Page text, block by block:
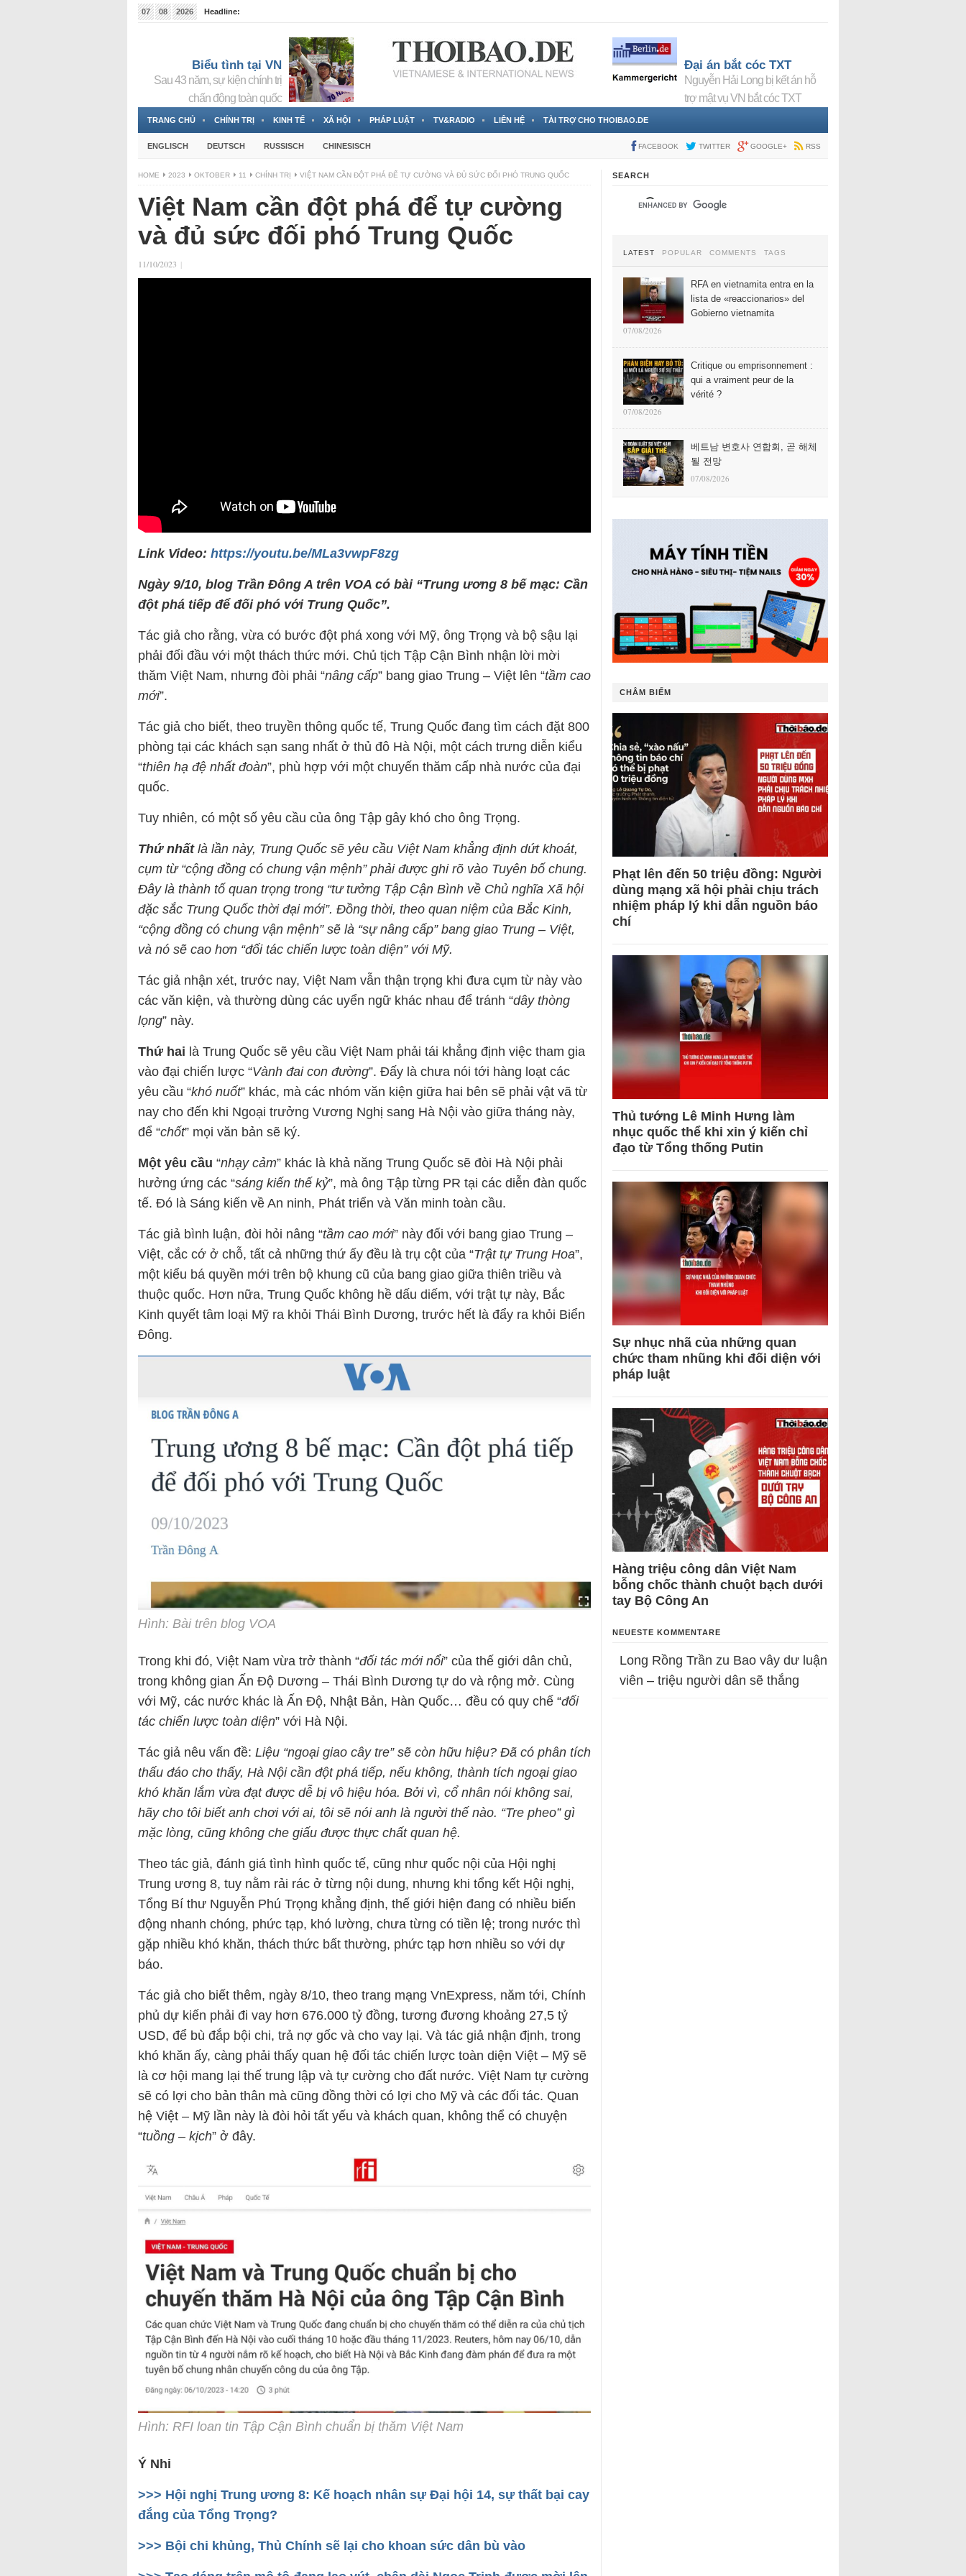
07 08 2026
Headline:
Biểu tình tại VN
Sau 43 năm, sự kiện chính trị
chấn động toàn quốc
Đại án bắt cóc TXT
Nguyễn Hải Long bị kết án hỗ
trợ mật vụ VN bắt cóc TXT
TRANG CHỦ CHÍNH TRỊ KINH TẾ XÃ HỘI PHÁP LUẬT TV&RADIO LIÊN HỆ TÀI TRỢ CHO THOIBAO.DE
ENGLISCH DEUTSCH RUSSISCH CHINESISCH FACEBOOK TWITTER GOOGLE+ RSS
HOME 2023 OKTOBER 11 CHÍNH TRỊ VIỆT NAM CẦN ĐỘT PHÁ ĐỂ TỰ CƯỜNG VÀ ĐỦ SỨC ĐỐI PHÓ TRUNG QUỐC
Việt Nam cần đột phá để tự cường
và đủ sức đối phó Trung Quốc
11/10/2023 |
Link Video: https://youtu.be/MLa3vwpF8zg
Ngày 9/10, blog Trần Đông A trên VOA có bài “Trung ương 8 bế mạc: Cần
đột phá tiếp để đối phó với Trung Quốc”.
Tác giả cho rằng, vừa có bước đột phá xong với Mỹ, ông Trọng và bộ sậu lại
phải đối đầu với một thách thức mới. Chủ tịch Tập Cận Bình nhận lời mời
thăm Việt Nam, nhưng đòi phải “nâng cấp” bang giao Trung – Việt lên “tầm cao
mới”.
Tác giả cho biết, theo truyền thông quốc tế, Trung Quốc đang tìm cách đặt 800
phòng tại các khách sạn sang nhất ở thủ đô Hà Nội, một cách trưng diễn kiểu
“thiên hạ đệ nhất đoàn”, phù hợp với một chuyến thăm cấp nhà nước của đại
quốc.
Tuy nhiên, có một số yêu cầu của ông Tập gây khó cho ông Trọng.
Thứ nhấtlà lần này, Trung Quốc sẽ yêu cầu Việt Nam khẳng định dứt khoát,
cụm từ “cộng đồng có chung vận mệnh” phải được ghi rõ vào Tuyên bố chung.
Đây là thành tố quan trọng trong “tư tưởng Tập Cận Bình về Chủ nghĩa Xã hội
đặc sắc Trung Quốc thời đại mới”. Đồng thời, theo quan niệm của Bắc Kinh,
“cộng đồng có chung vận mệnh” sẽ là “sự nâng cấp” bang giao Trung – Việt,
và nó sẽ cao hơn “đối tác chiến lược toàn diện” với Mỹ.
Tác giả nhận xét, trước nay, Việt Nam vẫn thận trọng khi đưa cụm từ này vào
các văn kiện, và thường dùng các uyển ngữ khác nhau để tránh “dây thòng
lọng” này.
Thứ hai là Trung Quốc sẽ yêu cầu Việt Nam phải tái khẳng định việc tham gia
vào đại chiến lược “Vành đai con đường”. Đấy là chưa nói tới hàng loạt các
yêu cầu “khó nuốt” khác, mà các nhóm văn kiện giữa hai bên sẽ phải vật vã từ
nay cho đến khi Ngoại trưởng Vương Nghị sang Hà Nội vào giữa tháng này,
để “chốt” mọi văn bản sẽ ký.
Một yêu cầu “nhạy cảm” khác là khả năng Trung Quốc sẽ đòi Hà Nội phải
hưởng ứng các “sáng kiến thế kỷ”, mà ông Tập từng PR tại các diễn đàn quốc
tế. Đó là Sáng kiến về An ninh, Phát triển và Văn minh toàn cầu.
Tác giả bình luận, đòi hỏi nâng “tầm cao mới” này đối với bang giao Trung –
Việt, cắc cớ ở chỗ, tất cả những thứ ấy đều là trụ cột của “Trật tự Trung Hoa”,
một kiểu bá quyền mới trên bộ khung cũ của bang giao giữa thiên triều và
thuộc quốc. Hơn nữa, Trung Quốc không hề dấu diếm, với trật tự này, Bắc
Kinh quyết tâm loại Mỹ ra khỏi Thái Bình Dương, trước hết là đẩy ra khỏi Biển
Đông.
Hình: Bài trên blog VOA
Trong khi đó, Việt Nam vừa trở thành “đối tác mới nổi” của thế giới dân chủ,
trong không gian Ấn Độ Dương – Thái Bình Dương tự do và rộng mở. Cùng
với Mỹ, các nước khác là Ấn Độ, Nhật Bản, Hàn Quốc… đều có quy chế “đối
tác chiến lược toàn diện” với Hà Nội.
Tác giả nêu vấn đề: Liệu “ngoại giao cây tre” sẽ còn hữu hiệu? Đã có phân tích
thấu đáo cho thấy, Hà Nội cần đột phá tiếp, nếu không, thành tích ngoại giao
khó khăn lắm vừa đạt được dễ bị vô hiệu hóa. Bởi vì, cổ nhân nói không sai,
hãy cho tôi biết anh chơi với ai, tôi sẽ nói anh là người thế nào. “Tre pheo” gì
mặc lòng, cũng không che giấu được thực chất quan hệ.
Theo tác giả, đánh giá tình hình quốc tế, cũng như quốc nội của Hội nghị
Trung ương 8, tuy nằm rải rác ở từng nội dung, nhưng khi tổng kết Hội nghị,
Tổng Bí thư Nguyễn Phú Trọng khẳng định, thế giới hiện đang có nhiều biến
động nhanh chóng, phức tạp, khó lường, chưa từng có tiền lệ; trong nước thì
gặp nhiều khó khăn, thách thức bất thường, phức tạp hơn nhiều so với dự
báo.
Tác giả cho biết thêm, ngày 8/10, theo trang mạng VnExpress, năm tới, Chính
phủ dự kiến phải đi vay hơn 676.000 tỷ đồng, tương đương khoảng 27,5 tỷ
USD, để bù đắp bội chi, trả nợ gốc và cho vay lại. Và tác giả nhận định, trong
khó khăn ấy, càng phải thấy quan hệ đối tác chiến lược toàn diện Việt – Mỹ sẽ
là cơ hội mang lại thế trung lập và tự cường cho đất nước. Việt Nam tự cường
sẽ có lợi cho bản thân mà cũng đồng thời có lợi cho Mỹ và các đối tác. Quan
hệ Việt – Mỹ lần này là đòi hỏi tất yếu và khách quan, không thể có chuyện
“tuồng – kịch” ở đây.
Hình: RFI loan tin Tập Cận Bình chuẩn bị thăm Việt Nam
Ý Nhi
>>> Hội nghị Trung ương 8: Kế hoạch nhân sự Đại hội 14, sự thất bại cay
đắng của Tổng Trọng?
>>> Bội chi khủng, Thủ Chính sẽ lại cho khoan sức dân bù vào
SEARCH
LATEST POPULAR COMMENTS TAGS
RFA en vietnamita entra en la
lista de «reaccionarios» del
Gobierno vietnamita
07/08/2026
Critique ou emprisonnement :
qui a vraiment peur de la
vérité ?
07/08/2026
베트남 변호사 연합회, 곧 해체
될 전망
07/08/2026
CHÂM BIẾM
Phạt lên đến 50 triệu đồng: Người
dùng mạng xã hội phải chịu trách
nhiệm pháp lý khi dẫn nguồn báo
chí
Thủ tướng Lê Minh Hưng làm
nhục quốc thể khi xin ý kiến chỉ
đạo từ Tổng thống Putin
Sự nhục nhã của những quan
chức tham nhũng khi đối diện với
pháp luật
Hàng triệu công dân Việt Nam
bỗng chốc thành chuột bạch dưới
tay Bộ Công An
NEUESTE KOMMENTARE
Long Rồng Trần zu Bao vây dư luận
viên – triệu người dân sẽ thắng